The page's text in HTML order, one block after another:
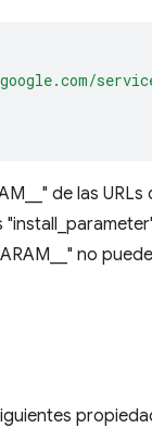
de las
no